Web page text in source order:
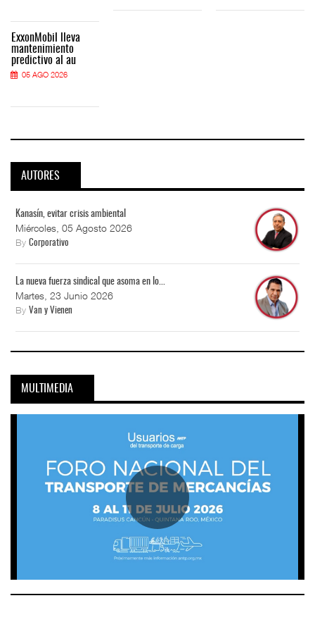
ExxonMobil lleva
mantenimiento
predictivo al au
05 AGO 2026
AUTORES
Kanasín, evitar crisis ambiental
Miércoles, 05 Agosto 2026
By Corporativo
La nueva fuerza sindical que asoma en lo...
Martes, 23 Junio 2026
By Van y Vienen
MULTIMEDIA